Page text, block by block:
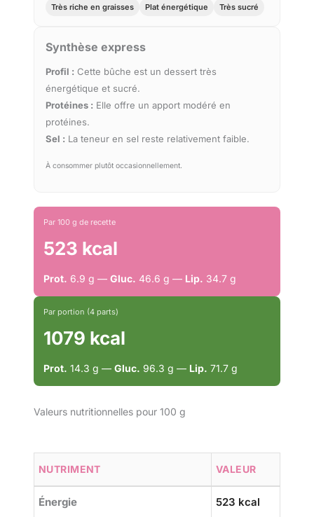
Très riche en graisses Plat énergétique Très sucré
Synthèse express
Profil : Cette bûche est un dessert très
énergétique et sucré.
Protéines : Elle offre un apport modéré en
protéines.
Sel : La teneur en sel reste relativement faible.
À consommer plutôt occasionnellement.
Par 100 g de recette
523 kcal
Prot. 6.9 g — Gluc. 46.6 g — Lip. 34.7 g
Par portion (4 parts)
1079 kcal
Prot. 14.3 g — Gluc. 96.3 g — Lip. 71.7 g
Valeurs nutritionnelles pour 100 g
NUTRIMENT VALEUR
Énergie 523 kcal